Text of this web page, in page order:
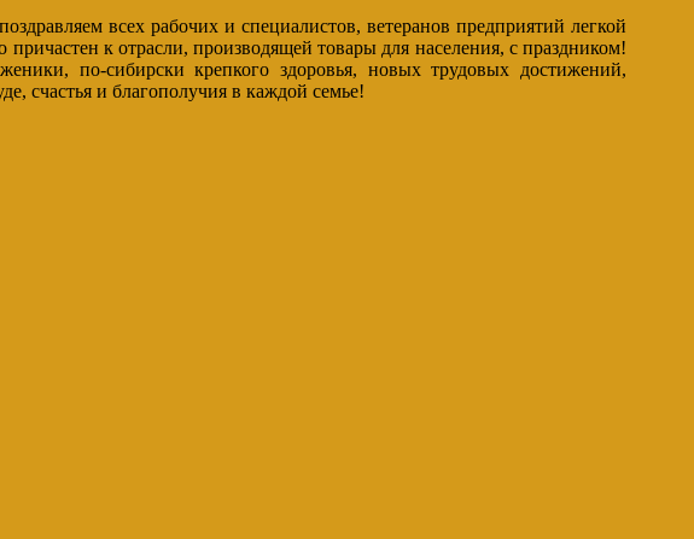
всех рабочих и специалистов, ветеранов предприятий легкой
к отрасли, производящей товары для населения, с праздником!
по-сибирски крепкого здоровья, новых трудовых достижений,
счастья и благополучия в каждой семье!